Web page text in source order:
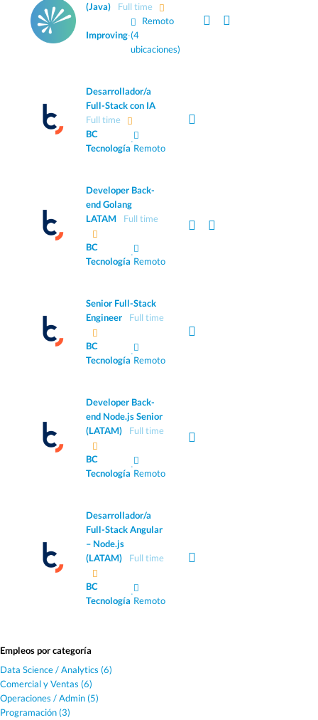
(Java)
Full time
Improving·
Remoto
(4
ubicaciones)
Desarrollador/a
Full-Stack con IA
Full time
BC
Tecnología
·
Remoto
Developer Back-
end Golang
LATAM
Full time
BC
Tecnología
·
Remoto
Senior Full-Stack
Engineer
Full time
BC
Tecnología
·
Remoto
Developer Back-
end Node.js Senior
(LATAM)
Full time
BC
Tecnología
·
Remoto
Desarrollador/a
Full-Stack Angular
– Node.js
(LATAM)
Full time
BC
Tecnología
·
Remoto
Empleos por categoría
Data Science / Analytics (6)
Comercial y Ventas (6)
Operaciones / Admin (5)
Programación (3)